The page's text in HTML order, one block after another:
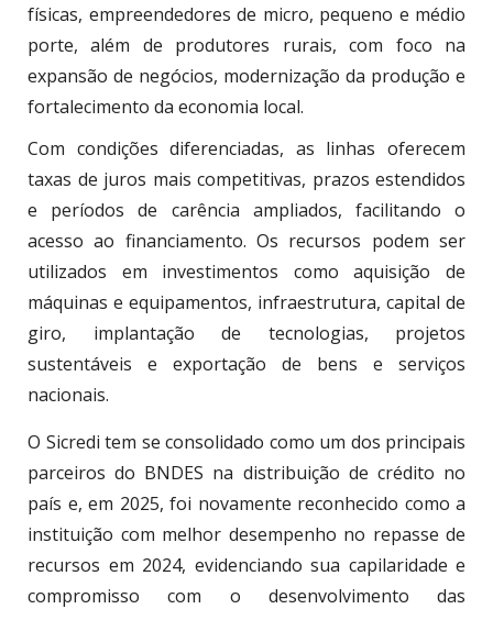
físicas, empreendedores de micro, pequeno e médio
porte, além de produtores rurais, com foco na
expansão de negócios, modernização da produção e
fortalecimento da economia local.
Com condições diferenciadas, as linhas oferecem
taxas de juros mais competitivas, prazos estendidos
e períodos de carência ampliados, facilitando o
acesso ao financiamento. Os recursos podem ser
utilizados em investimentos como aquisição de
máquinas e equipamentos, infraestrutura, capital de
giro, implantação de tecnologias, projetos
sustentáveis e exportação de bens e serviços
nacionais.
O Sicredi tem se consolidado como um dos principais
parceiros do BNDES na distribuição de crédito no
país e, em 2025, foi novamente reconhecido como a
instituição com melhor desempenho no repasse de
recursos em 2024, evidenciando sua capilaridade e
compromisso com o desenvolvimento das